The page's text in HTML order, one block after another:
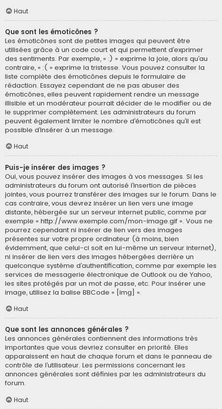
Haut
Que sont les émoticônes ?
Les émoticônes sont de petites images qui peuvent être
utilisées grâce à un code court et qui permettent d’exprimer
des sentiments. Par exemple, « :) » exprime la joie, alors qu’au
contraire, « :( » exprime la tristesse. Vous pouvez consulter la
liste complète des émoticônes depuis le formulaire de
rédaction. Essayez cependant de ne pas abuser des
émoticônes, elles peuvent rapidement rendre un message
illisible et un modérateur pourrait décider de le modifier ou de
le supprimer complètement. Les administrateurs du forum
peuvent également limiter le nombre d’émoticônes qu’il est
possible d’insérer à un message.
Haut
Puis-je insérer des images ?
Oui, vous pouvez insérer des images à vos messages. Si les
administrateurs du forum ont autorisé l’insertion de pièces
jointes, vous pourrez transférer des images sur le forum. Dans le
cas contraire, vous devrez insérer un lien vers une image
distante, hébergée sur un serveur internet public, comme par
exemple « http://www.exemple.com/mon-image.gif ». Vous ne
pourrez cependant ni insérer de lien vers des images
présentes sur votre propre ordinateur (à moins, bien
évidemment, que celui-ci soit en lui-même un serveur internet),
ni insérer de lien vers des images hébergées derrière un
quelconque système d’authentification, comme par exemple les
services de messagerie électronique de Outlook ou de Yahoo,
les sites protégés par un mot de passe, etc. Pour insérer une
image, utilisez la balise BBCode « [img] ».
Haut
Que sont les annonces générales ?
Les annonces générales contiennent des informations très
importantes que vous devriez consulter en priorité. Elles
apparaissent en haut de chaque forum et dans le panneau de
contrôle de l’utilisateur. Les permissions concernant les
annonces générales sont définies par les administrateurs du
forum.
Haut